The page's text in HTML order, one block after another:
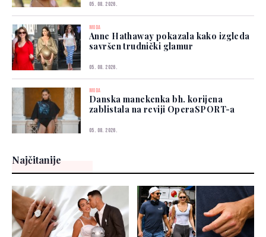
05. 08. 2026.
MODA
Anne Hathaway pokazala kako izgleda
savršen trudnički glamur
05. 08. 2026.
MODA
Danska manekenka bh. korijena
zablistala na reviji OperaSPORT-a
05. 08. 2026.
Najčitanije